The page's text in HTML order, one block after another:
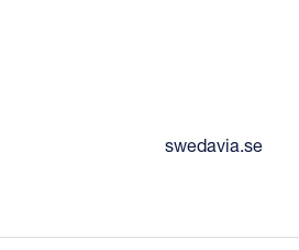
swedavia.se